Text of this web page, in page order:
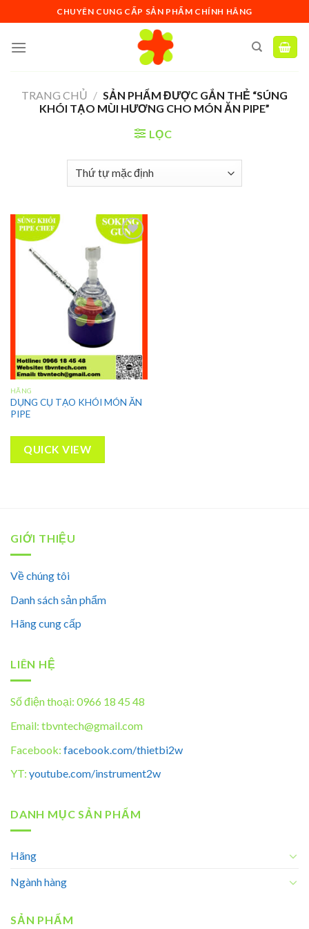
to
content
CHUYÊN CUNG CẤP SẢN PHẨM CHÍNH HÃNG
TRANG CHỦ / SẢN PHẨM ĐƯỢC GẮN THẺ “SÚNG
KHÓI TẠO MÙI HƯƠNG CHO MÓN ĂN PIPE”
LỌC
HÃNG
DỤNG CỤ TẠO KHÓI MÓN ĂN
PIPE
QUICK VIEW
GIỚI THIỆU
Về chúng tôi
Danh sách sản phẩm
Hãng cung cấp
LIÊN HỆ
Số điện thoại: 0966 18 45 48
Email: tbvntech@gmail.com
Facebook: facebook.com/thietbi2w
YT: youtube.com/instrument2w
DANH MỤC SẢN PHẨM
Hãng
Ngành hàng
SẢN PHẨM